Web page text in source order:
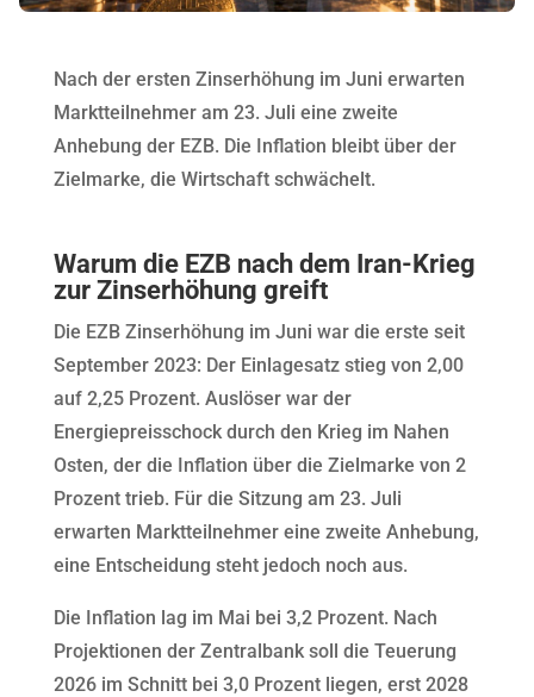
Nach der ersten Zinserhöhung im Juni erwarten
Marktteilnehmer am 23. Juli eine zweite
Anhebung der EZB. Die Inflation bleibt über der
Zielmarke, die Wirtschaft schwächelt.
Warum die EZB nach dem Iran-Krieg
zur Zinserhöhung greift
Die EZB Zinserhöhung im Juni war die erste seit
September 2023: Der Einlagesatz stieg von 2,00
auf 2,25 Prozent. Auslöser war der
Energiepreisschock durch den Krieg im Nahen
Osten, der die Inflation über die Zielmarke von 2
Prozent trieb. Für die Sitzung am 23. Juli
erwarten Marktteilnehmer eine zweite Anhebung,
eine Entscheidung steht jedoch noch aus.
Die Inflation lag im Mai bei 3,2 Prozent. Nach
Projektionen der Zentralbank soll die Teuerung
2026 im Schnitt bei 3,0 Prozent liegen, erst 2028